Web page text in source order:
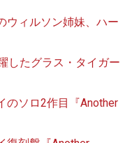
ウィルソン姉妹、ハー
したグラス・タイガー
のソロ2作目『Another